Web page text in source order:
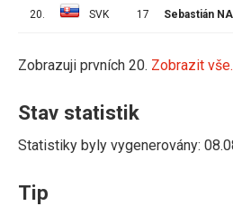
20. SVK 17 Sebastián
Zobrazuji prvních 20. Zobrazit vše.
Stav statistik
Statistiky byly vygenerovány:
Tip